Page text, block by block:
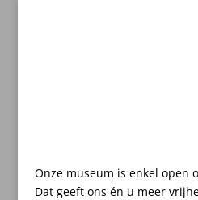
Onze museum is enkel open
Dat geeft ons én u meer